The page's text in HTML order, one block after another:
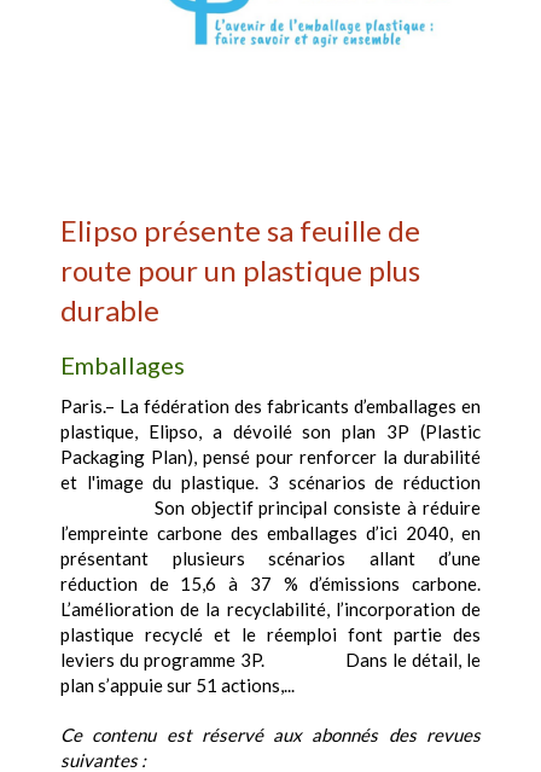
Elipso présente sa feuille de
route pour un plastique plus
durable
Emballages
Paris.– La fédération des fabricants d’emballages en
plastique, Elipso, a dévoilé son plan 3P (Plastic
Packaging Plan), pensé pour renforcer la durabilité
et l'image du plastique. 3 scénarios de réduction
Son objectif principal consiste à réduire
l’empreinte carbone des emballages d’ici 2040, en
présentant plusieurs scénarios allant d’une
réduction de 15,6 à 37 % d’émissions carbone.
L’amélioration de la recyclabilité, l’incorporation de
plastique recyclé et le réemploi font partie des
leviers du programme 3P. Dans le détail, le
plan s’appuie sur 51 actions,...
Ce contenu est réservé aux abonnés des revues
suivantes :